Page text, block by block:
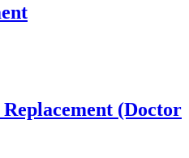
(Doctor